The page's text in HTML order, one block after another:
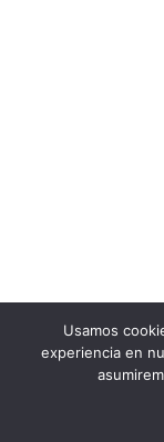
Usamos
experiencia en